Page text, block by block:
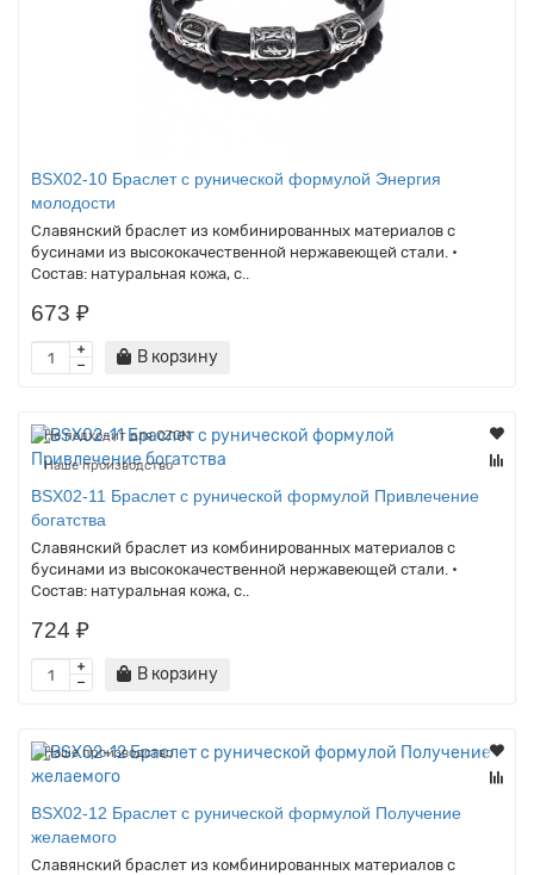
BSX02-10 Браслет с рунической формулой Энергия
молодости
Славянский браслет из комбинированных материалов с
бусинами из высококачественной нержавеющей стали. •
Состав: натуральная кожа, с..
673 ₽
В корзину
Не подходит для OZON
Наше производство
BSX02-11 Браслет с рунической формулой Привлечение
богатства
Славянский браслет из комбинированных материалов с
бусинами из высококачественной нержавеющей стали. •
Состав: натуральная кожа, с..
724 ₽
В корзину
Наше производство
BSX02-12 Браслет с рунической формулой Получение
желаемого
Славянский браслет из комбинированных материалов с